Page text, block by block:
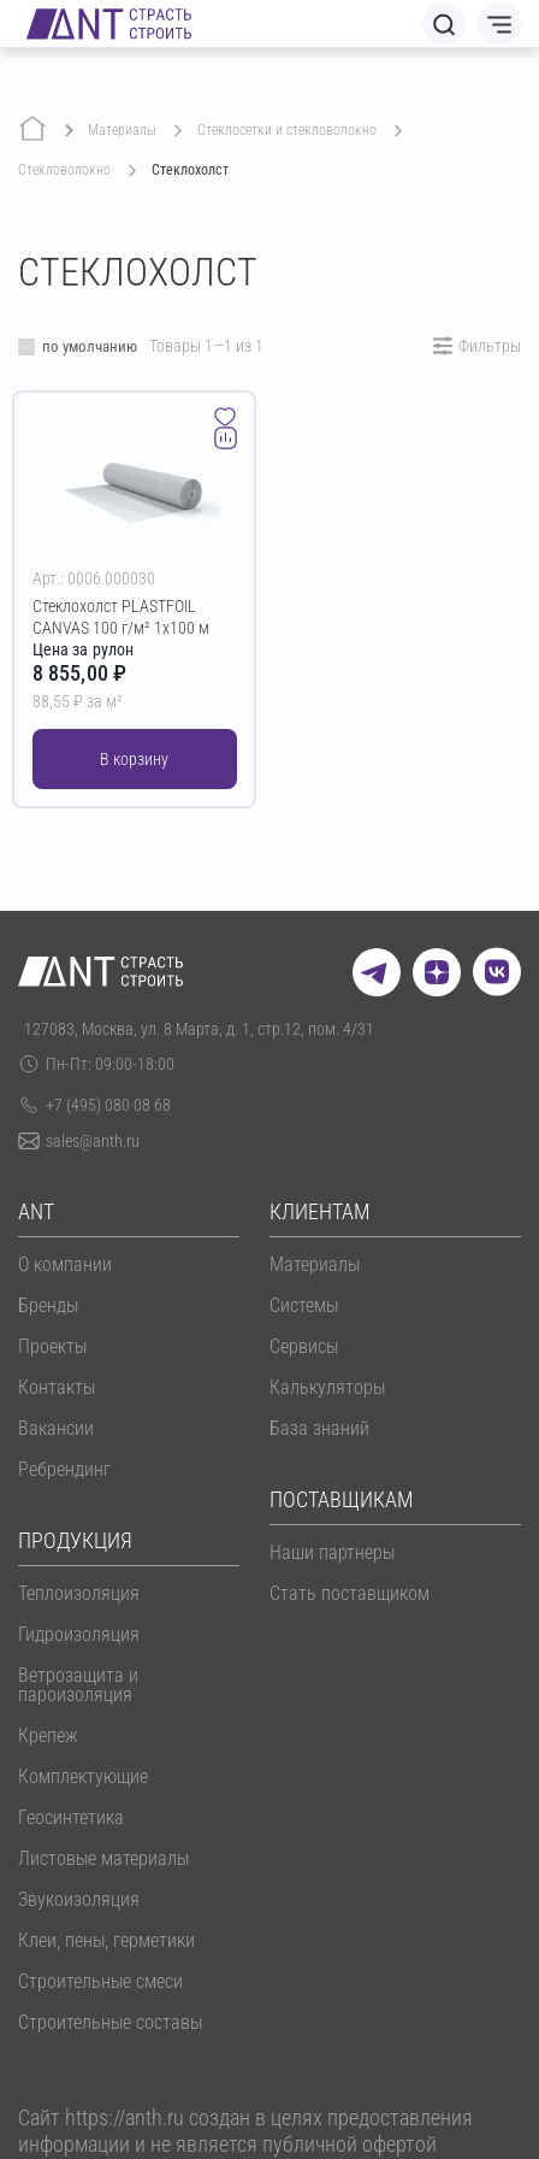
Материалы стеклосетки и стекловолокно
стекловолокно Стеклохолст
СТЕКЛОХОЛСТ
по умолчанию Товары 1—1 из 1 Фильтры
Арт.: 0006.000030
Стеклохолст PLASTFOIL
CANVAS 100 г/м² 1х100 м
Цена за рулон
8 855,00 ₽
88,55 ₽ за м²
В корзину
ANT
О компании
Бренды
Проекты
Контакты
Вакансии
Ребрендинг
ПРОДУКЦИЯ
Теплоизоляция
Гидроизоляция
Ветрозащита и
пароизоляция
Крепеж
Комплектующие
Геосинтетика
Листовые материалы
Звукоизоляция
Клеи, пены, герметики
Строительные смеси
Строительные составы
КЛИЕНТАМ
Материалы
Системы
Сервисы
Калькуляторы
База знаний
ПОСТАВЩИКАМ
Наши партнеры
Стать поставщиком
127083, Москва, ул. 8 Марта, д. 1, стр.12, пом. 4/31
Пн-Пт: 09:00-18:00
+7 (495) 080 08 68
sales@anth.ru
Сайт https://anth.ru создан в целях предоставления
информации и не является публичной офертой